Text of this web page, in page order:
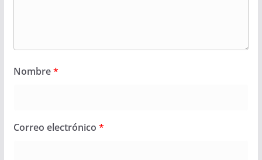
Nombre*
Correo electrónico *